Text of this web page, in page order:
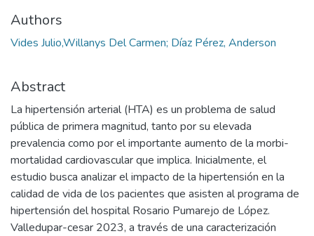
Authors
Vides Julio,Willanys Del Carmen; Díaz Pérez, Anderson
Abstract
La hipertensión arterial (HTA) es un problema de salud
pública de primera magnitud, tanto por su elevada
prevalencia como por el importante aumento de la morbi-
mortalidad cardiovascular que implica. Inicialmente, el
estudio busca analizar el impacto de la hipertensión en la
calidad de vida de los pacientes que asisten al programa de
hipertensión del hospital Rosario Pumarejo de López.
Valledupar-cesar 2023, a través de una caracterización